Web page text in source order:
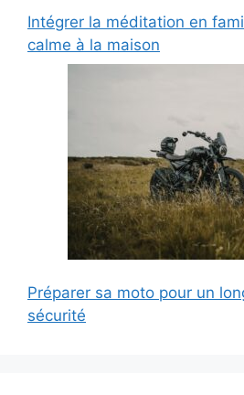
Intégrer la méditation en
calme à la maison
Préparer sa moto pour un
sécurité